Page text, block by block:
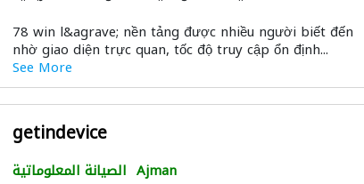
78 win l&agrave; nền tảng được nhiều người biết đến
nhờ giao diện trực quan, tốc độ truy cập ổn định...
See More
getindevice
الصيانة المعلوماتية Ajman